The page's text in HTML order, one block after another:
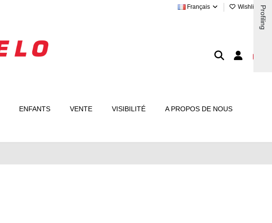
Français Wishlist (0)
ENFANTS VENTE VISIBILITÉ A PROPOS DE NOUS
Profiling